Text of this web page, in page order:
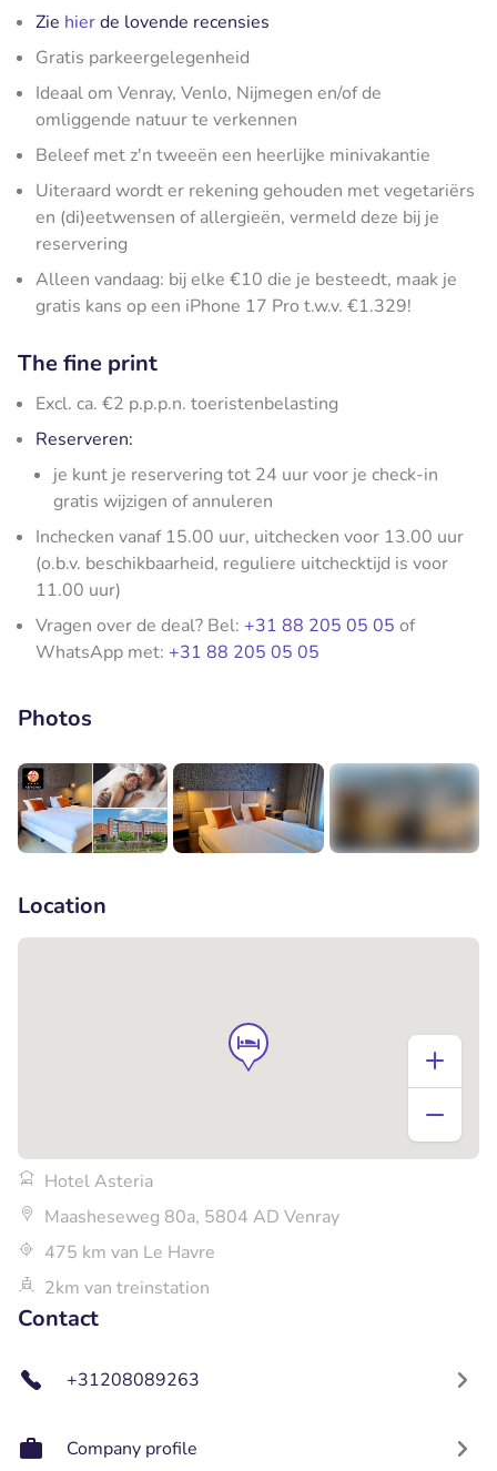
Zie hierde lovende recensies
Gratis parkeergelegenheid
Ideaal om Venray, Venlo, Nijmegen en/of de
omliggende natuur te verkennen
Beleef met z'n tweeën een heerlijke minivakantie
Uiteraard wordt er rekening gehouden met vegetariërs
en (di)eetwensen of allergieën, vermeld deze bij je
reservering
Alleen vandaag: bij elke €10 die je besteedt, maak je
gratis kans op een iPhone 17 Pro t.w.v. €1.329!
The fine print
Excl. ca. €2 p.p.p.n. toeristenbelasting
Reserveren:
je kunt je reservering tot 24 uur voor je check-in
gratis wijzigen of annuleren
Inchecken vanaf 15.00 uur, uitchecken voor 13.00 uur
(o.b.v. beschikbaarheid, reguliere uitchecktijd is voor
11.00 uur)
Vragen over de deal? Bel: +31 88 205 05 05 of
WhatsApp met: +31 88 205 05 05
Photos
Location
Hotel Asteria
Maasheseweg 80a, 5804 AD Venray
475 km van Le Havre
2km van treinstation
Contact
+31208089263
Company profile